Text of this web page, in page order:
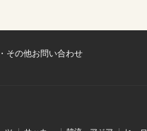
その他お問い合わせ